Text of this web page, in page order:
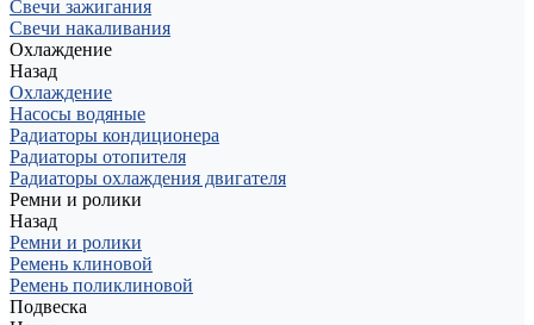
Свечи зажигания
Свечи накаливания
Охлаждение
Назад
Охлаждение
Насосы водяные
Радиаторы кондиционера
Радиаторы отопителя
Радиаторы охлаждения двигателя
Ремни и ролики
Назад
Ремни и ролики
Ремень клиновой
Ремень поликлиновой
Подвеска